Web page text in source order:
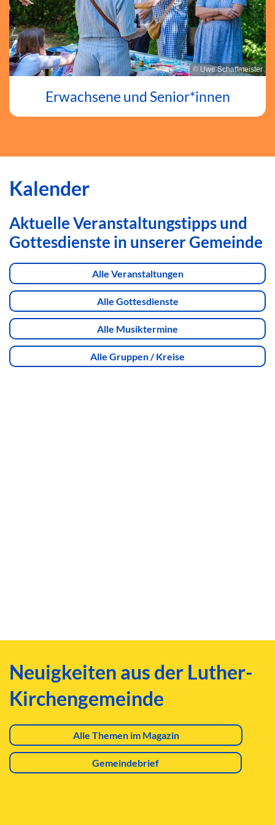
© Uwe Schaffmeister
Erwachsene und Senior*innen
Kalender
Aktuelle Veranstaltungstipps und
Gottesdienste in unserer Gemeinde
Alle Veranstaltungen
Alle Gottesdienste
Alle Musiktermine
Alle Gruppen / Kreise
Neuigkeiten aus der Luther-
Kirchengemeinde
Alle Themen im Magazin
Gemeindebrief